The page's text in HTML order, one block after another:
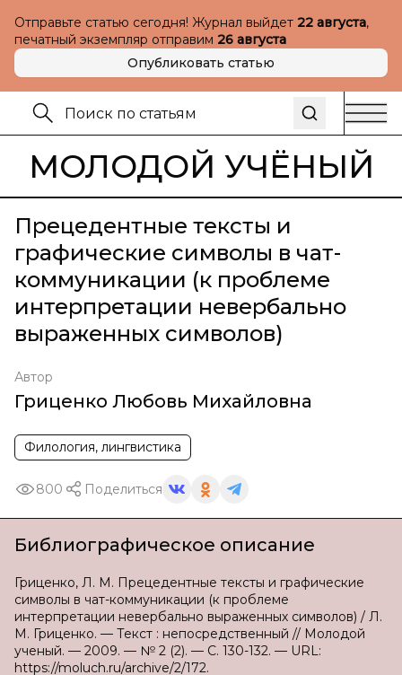
Отправьте статью сегодня! Журнал выйдет 22 августа,
печатный экземпляр отправим 26 августа
Опубликовать статью
МОЛОДОЙ УЧЁНЫЙ
Прецедентные тексты и
графические символы в чат-
коммуникации (к проблеме
интерпретации невербально
выраженных символов)
Автор
Гриценко Любовь Михайловна
Филология, лингвистика
800 Поделиться
Библиографическое описание
Гриценко, Л. М. Прецедентные тексты и графические
символы в чат-коммуникации (к проблеме
интерпретации невербально выраженных символов) / Л.
М. Гриценко. — Текст : непосредственный // Молодой
ученый. — 2009. — № 2 (2). — С. 130-132. — URL:
https://moluch.ru/archive/2/172.